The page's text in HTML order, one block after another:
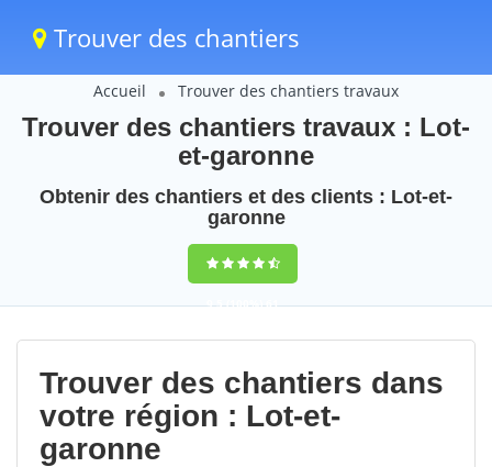
Trouver des chantiers
Accueil Trouver des chantiers travaux
Trouver des chantiers travaux : Lot-
et-garonne
Obtenir des chantiers et des clients : Lot-et-
garonne
9,5(100%)61
votes
Trouver des chantiers dans
votre région : Lot-et-
garonne